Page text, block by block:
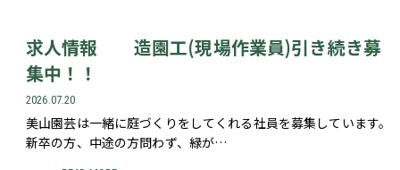
求人情報 造園工(現場作業員)引き続き募
集中！！
2026.07.20
美山園芸は一緒に庭づくりをしてくれる社員を募集しています。
新卒の方、中途の方問わず、緑が…